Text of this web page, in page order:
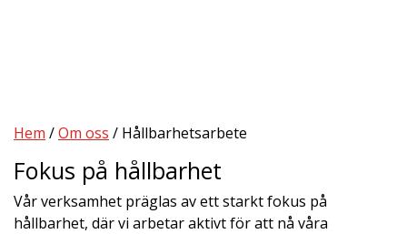
Hem /Om oss / Hållbarhetsarbete
Fokus på hållbarhet
Vår verksamhet präglas av ett starkt fokus på
hållbarhet, där vi arbetar aktivt för att nå våra